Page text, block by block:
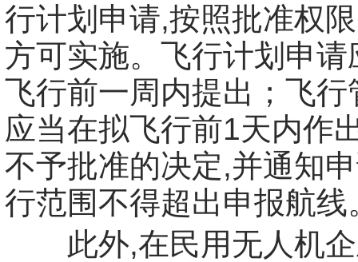
行计划申请,按照批准权
方可实施。飞行计划申请
飞行前一周内提出；飞行
应当在拟飞行前1天内作
不予批准的决定,并通知
行范围不得超出申报航线
此外,在民用无人机企